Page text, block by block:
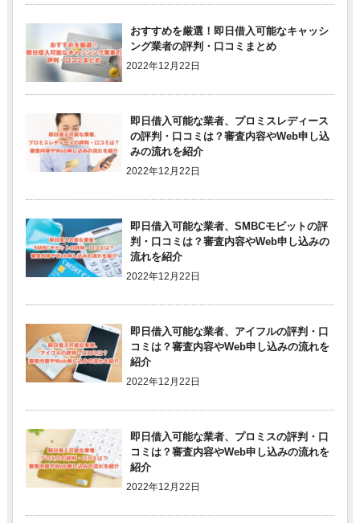
おすすめを厳選！即日借入可能なキャッシ
ング業者の評判・口コミまとめ
2022年12月22日
即日借入可能な業者、プロミスレディース
の評判・口コミは？審査内容やWeb申し込
みの流れを紹介
2022年12月22日
即日借入可能な業者、SMBCモビットの評
判・口コミは？審査内容やWeb申し込みの
流れを紹介
2022年12月22日
即日借入可能な業者、アイフルの評判・口
コミは？審査内容やWeb申し込みの流れを
紹介
2022年12月22日
即日借入可能な業者、プロミスの評判・口
コミは？審査内容やWeb申し込みの流れを
紹介
2022年12月22日